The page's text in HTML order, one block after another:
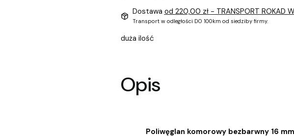
Dostawa od 220,00 zł - TRANSPORT ROKAD
Transport w odległości DO 100km od siedziby firmy.
duża ilość
Opis
Poliwęglan komorowy bezbarwny 16